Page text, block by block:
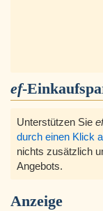
ef-
Unterstützen Sie ef
durch einen Klick
nichts zusätzlich
Angebots.
Anzeige